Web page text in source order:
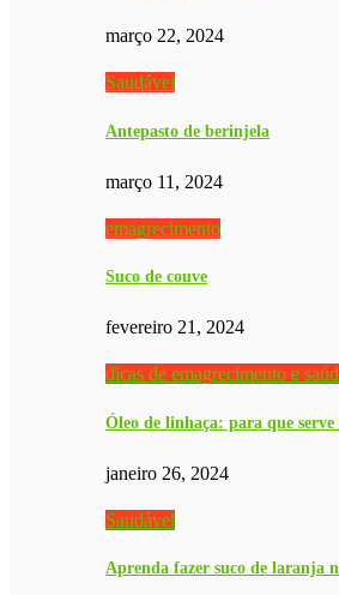
março 22, 2024
Saudável
Antepasto de berinjela
março 11, 2024
emagrecimento
Suco de couve
fevereiro 21, 2024
dicas de emagrecimento e
Óleo de linhaça: para que
janeiro 26, 2024
Saudável
Aprenda fazer suco de laranja